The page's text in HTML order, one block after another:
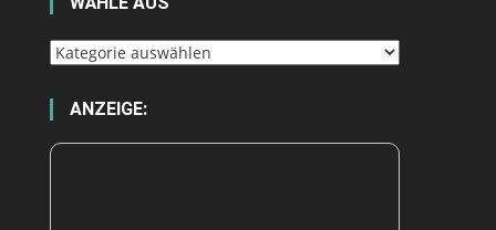
Wähle
ANZEIGE: